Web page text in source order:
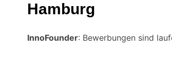
Hamburg
InnoFounder: Bewerbungen sind